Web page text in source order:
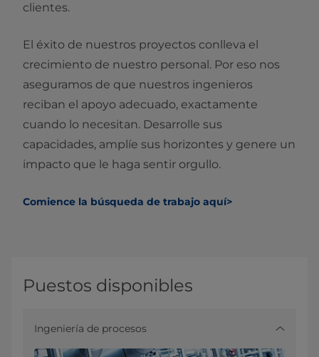
clientes.
El éxito de nuestros proyectos conlleva el
crecimiento de nuestro personal. Por eso nos
aseguramos de que nuestros ingenieros
reciban el apoyo adecuado, exactamente
cuando lo necesitan. Desarrolle sus
capacidades, amplíe sus horizontes y genere un
impacto que le haga sentir orgullo.
Comience la búsqueda de trabajo aquí>
Puestos disponibles
Ingeniería de procesos